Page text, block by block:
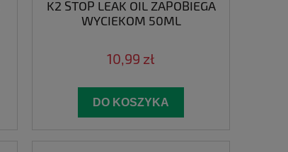
K2 STOP LEAK OIL ZAPOBIEGA
WYCIEKOM 50ML
10,99 zł
DO KOSZYKA